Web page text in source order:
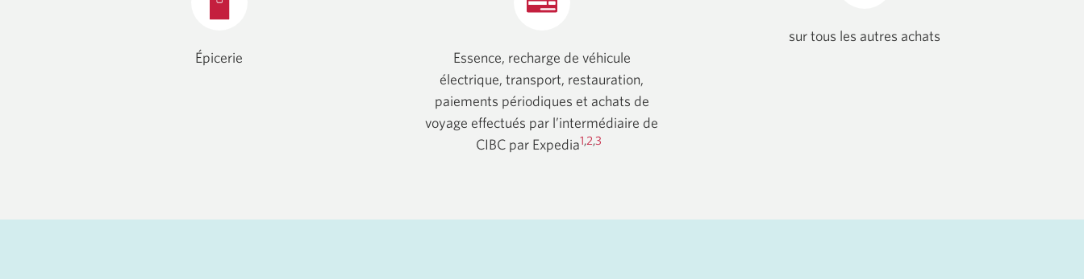
Épicerie
Essence, recharge de véhicule
électrique, transport, restauration,
paiements périodiques et achats de
voyage effectués par l’intermédiaire de
CIBC par Expedia1,2,3
sur tous les autres achats